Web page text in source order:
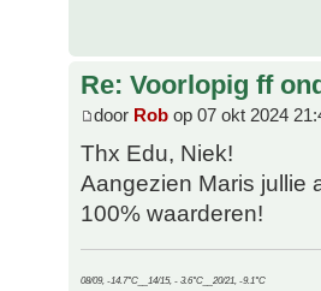
Re: Voorlopig ff
door Rob op 07 okt 2024
Thx Edu, Niek!
Aangezien Maris jullie
100% waarderen!
08/09, -14.7°C__14/15, - 3.6°C__20/21, -9.1°C